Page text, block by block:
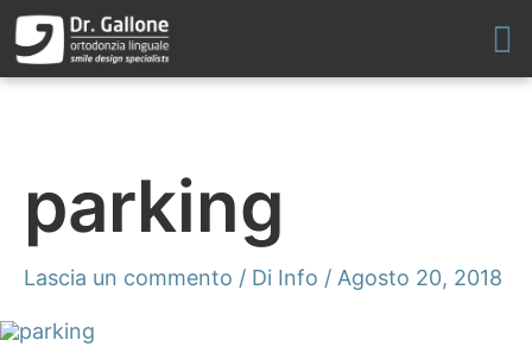
contenuto
parking
Lascia un commento / Di Info / Agosto 20, 2018